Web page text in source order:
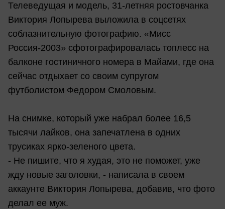
Телеведущая и модель, 31-летняя ростовчанка
Виктория Лопырева выложила в соцсетях
соблазнительную фотографию. «Мисс
Россия-2003» сфотографировалась топлесс на
балконе гостиничного номера в Майами, где она
сейчас отдыхает со своим супругом
футболистом Федором Смоловым.
На снимке, который уже набрал более 16,5
тысячи лайков, она запечатлена в одних
трусиках ярко-зеленого цвета.
- Не пишите, что я худая, это не поможет, уже
жду новые заголовки, - написала в своем
аккаунте Виктория Лопырева, добавив, что фото
делал ее муж.